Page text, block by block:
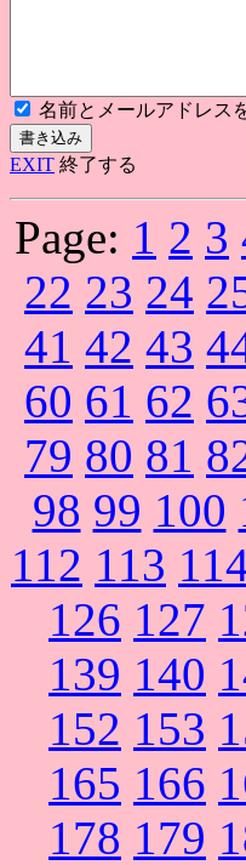
名前とメールアドレス
EXIT 終了する
Page: 1 2 3
22 23 24
41 42 43
60 61 62
79 80 81
98 99 100
112 113
126 127
139 140
152 153
165 166
178 179